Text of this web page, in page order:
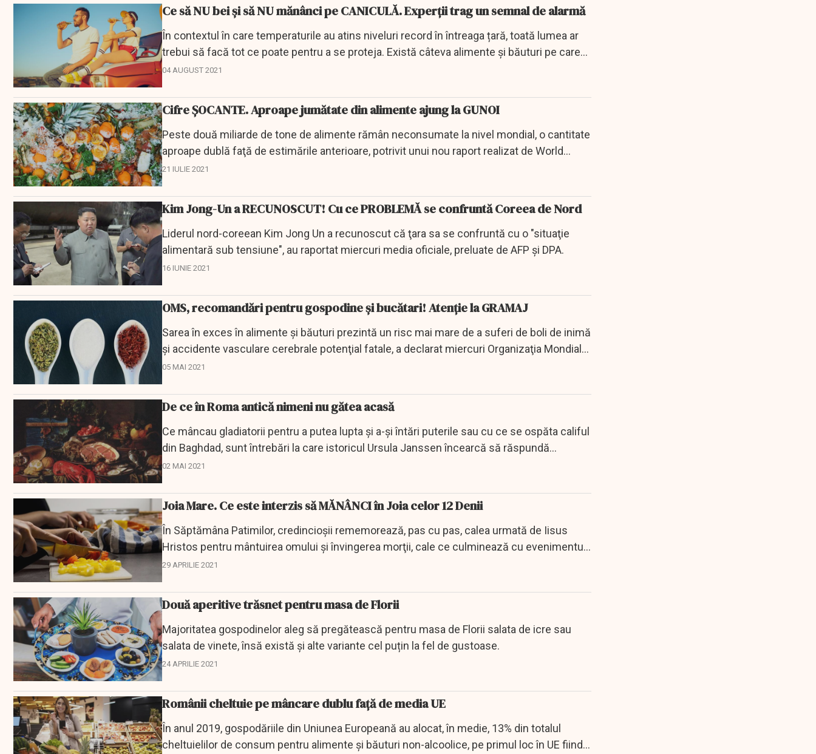
Ce să NU bei și să NU mănânci pe CANICULĂ. Experții trag un semnal de alarmă
În contextul în care temperaturile au atins niveluri record în întreaga țară, toată lumea ar
trebui să facă tot ce poate pentru a se proteja. Există câteva alimente și băuturi pe care
ar...
04 AUGUST 2021
Cifre ȘOCANTE. Aproape jumătate din alimente ajung la GUNOI
Peste două miliarde de tone de alimente rămân neconsumate la nivel mondial, o cantitate
aproape dublă faţă de estimările anterioare, potrivit unui nou raport realizat de World
Wildlife Fund şi...
21 IULIE 2021
Kim Jong-Un a RECUNOSCUT! Cu ce PROBLEMĂ se confruntă Coreea de Nord
Liderul nord-coreean Kim Jong Un a recunoscut că ţara sa se confruntă cu o "situaţie
alimentară sub tensiune", au raportat miercuri media oficiale, preluate de AFP şi DPA.
16 IUNIE 2021
OMS, recomandări pentru gospodine și bucătari! Atenție la GRAMAJ
Sarea în exces în alimente şi băuturi prezintă un risc mai mare de a suferi de boli de inimă
şi accidente vasculare cerebrale potenţial fatale, a declarat miercuri Organizaţia Mondială
a...
05 MAI 2021
De ce în Roma antică nimeni nu gătea acasă
Ce mâncau gladiatorii pentru a putea lupta și a-și întări puterile sau cu ce se ospăta califul
din Baghdad, sunt întrebări la care istoricul Ursula Janssen încearcă să răspundă...
02 MAI 2021
Joia Mare. Ce este interzis să MĂNÂNCI în Joia celor 12 Denii
În Săptămâna Patimilor, credincioşii rememorează, pas cu pas, calea urmată de Iisus
Hristos pentru mântuirea omului şi învingerea morţii, cale ce culminează cu evenimentul
crucial din...
29 APRILIE 2021
Două aperitive trăsnet pentru masa de Florii
Majoritatea gospodinelor aleg să pregătească pentru masa de Florii salata de icre sau
salata de vinete, însă există și alte variante cel puțin la fel de gustoase.
24 APRILIE 2021
Românii cheltuie pe mâncare dublu față de media UE
În anul 2019, gospodăriile din Uniunea Europeană au alocat, în medie, 13% din totalul
cheltuielilor de consum pentru alimente şi băuturi non-alcoolice, pe primul loc în UE fiind